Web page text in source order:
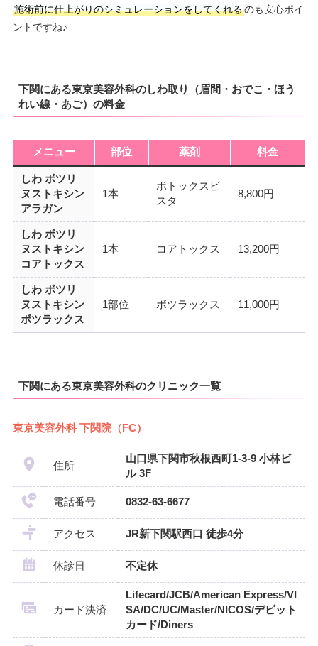
施術前に仕上がりのシミュレーションをしてくれるのも安心ポイ
ントですね♪
下関にある東京美容外科のしわ取り（眉間・おでこ・ほう
れい線・あご）の料金
メニュー 部位 薬剤 料金
しわ ボツリ
ヌストキシン
アラガン
1本
ボトックスビ
スタ
8,800円
しわ ボツリ
ヌストキシン
コアトックス
1本 コアトックス 13,200円
しわ ボツリ
ヌストキシン
ボツラックス
1部位 ボツラックス 11,000円
下関にある東京美容外科のクリニック一覧
東京美容外科 下関院（FC）
住所
山口県下関市秋根西町1-3-9 小林ビ
ル 3F
電話番号 0832-63-6677
アクセス JR新下関駅西口 徒歩4分
休診日 不定休
カード決済
Lifecard/JCB/American Express/VI
SA/DC/UC/Master/NICOS/デビット
カード/Diners